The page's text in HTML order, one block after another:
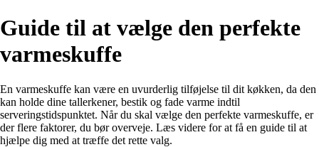
Guide til at vælge den perfekte
varmeskuffe
En varmeskuffe kan være en uvurderlig tilføjelse til dit køkken, da den
kan holde dine tallerkener, bestik og fade varme indtil
serveringstidspunktet. Når du skal vælge den perfekte varmeskuffe, er
der flere faktorer, du bør overveje. Læs videre for at få en guide til at
hjælpe dig med at træffe det rette valg.